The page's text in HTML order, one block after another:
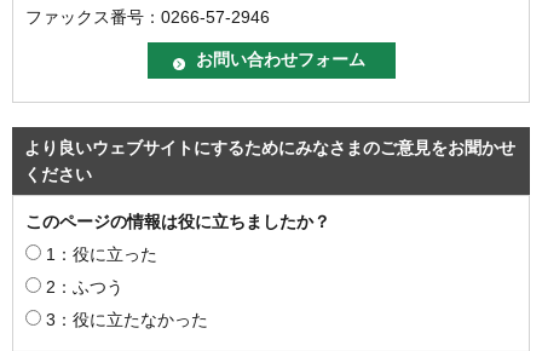
ファックス番号：0266-57-2946
より良いウェブサイトにするためにみなさまのご意見をお聞かせ
ください
このページの情報は役に立ちましたか？
1：役に立った
2：ふつう
3：役に立たなかった